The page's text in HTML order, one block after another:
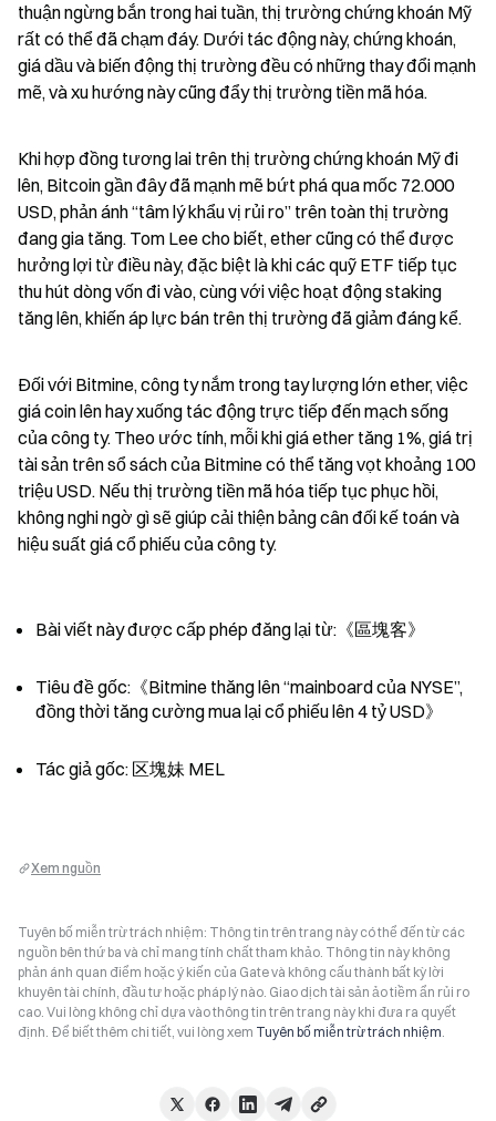
thuận ngừng bắn trong hai tuần, thị trường chứng khoán Mỹ
rất có thể đã chạm đáy. Dưới tác động này, chứng khoán,
giá dầu và biến động thị trường đều có những thay đổi mạnh
mẽ, và xu hướng này cũng đẩy thị trường tiền mã hóa.
Khi hợp đồng tương lai trên thị trường chứng khoán Mỹ đi
lên, Bitcoin gần đây đã mạnh mẽ bứt phá qua mốc 72.000
USD, phản ánh “tâm lý khẩu vị rủi ro” trên toàn thị trường
đang gia tăng. Tom Lee cho biết, ether cũng có thể được
hưởng lợi từ điều này, đặc biệt là khi các quỹ ETF tiếp tục
thu hút dòng vốn đi vào, cùng với việc hoạt động staking
tăng lên, khiến áp lực bán trên thị trường đã giảm đáng kể.
Đối với Bitmine, công ty nắm trong tay lượng lớn ether, việc
giá coin lên hay xuống tác động trực tiếp đến mạch sống
của công ty. Theo ước tính, mỗi khi giá ether tăng 1%, giá trị
tài sản trên sổ sách của Bitmine có thể tăng vọt khoảng 100
triệu USD. Nếu thị trường tiền mã hóa tiếp tục phục hồi,
không nghi ngờ gì sẽ giúp cải thiện bảng cân đối kế toán và
hiệu suất giá cổ phiếu của công ty.
Bài viết này được cấp phép đăng lại từ:《區塊客》
Tiêu đề gốc:《Bitmine thăng lên “mainboard của NYSE”,
đồng thời tăng cường mua lại cổ phiếu lên 4 tỷ USD》
Tác giả gốc: 区塊妹 MEL
Xem nguồn
Tuyên bố miễn trừ trách nhiệm: Thông tin trên trang này có thể đến từ các
nguồn bên thứ ba và chỉ mang tính chất tham khảo. Thông tin này không
phản ánh quan điểm hoặc ý kiến của Gate và không cấu thành bất kỳ lời
khuyên tài chính, đầu tư hoặc pháp lý nào. Giao dịch tài sản ảo tiềm ẩn rủi ro
cao. Vui lòng không chỉ dựa vào thông tin trên trang này khi đưa ra quyết
định. Để biết thêm chi tiết, vui lòng xem Tuyên bố miễn trừ trách nhiệm.